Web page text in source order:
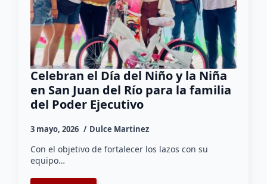
Celebran el Día del Niño y la Niña
en San Juan del Río para la familia
del Poder Ejecutivo
3 mayo, 2026 Dulce Martinez
Con el objetivo de fortalecer los lazos con su
equipo…